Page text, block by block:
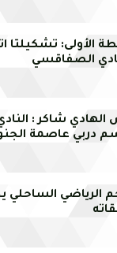
الأولى: تشكيلتا
الصفاقسي
الهادي شاكر :
دربي عاصمة
الرياضي الساحلي